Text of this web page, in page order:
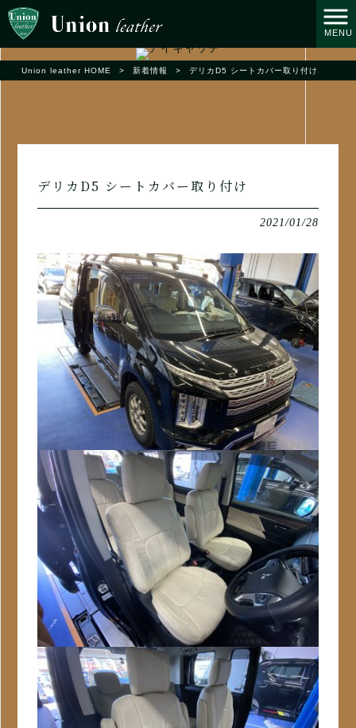
MENU
Union leather HOME > 新着情報 > デリカD5 シートカバー取り付け
デリカD5 シートカバー取り付け
2021/01/28